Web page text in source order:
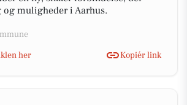
og muligheder i Aarhus.
her
Kopiér link